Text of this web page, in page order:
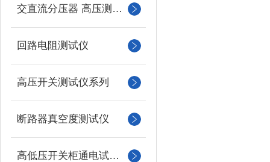
交直流分压器 高压测量仪
回路电阻测试仪
高压开关测试仪系列
断路器真空度测试仪
高低压开关柜通电试验台